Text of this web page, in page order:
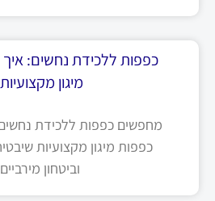
כפפות ללכידת נחשים:
מיגון
מחפשים כפפות ללכידת
כפפות מיגון מקצועיות
וביטחון